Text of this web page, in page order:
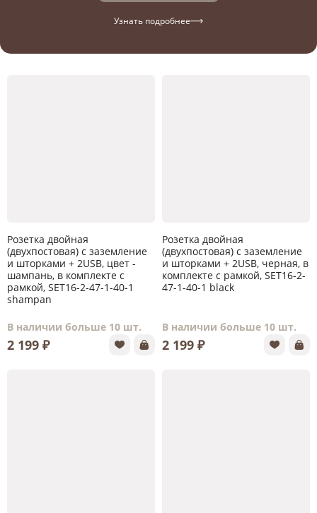
Узнать подробнее
Розетка двойная
(двухпостовая) c заземление
и шторками + 2USB, цвет -
шампань, в комплекте с
рамкой, SET16-2-47-1-40-1
shampan
В наличии больше 10 шт.
2 199 ₽
Розетка двойная
(двухпостовая) c заземление
и шторками + 2USB, черная, в
комплекте с рамкой, SET16-2-
47-1-40-1 black
В наличии больше 10 шт.
2 199 ₽